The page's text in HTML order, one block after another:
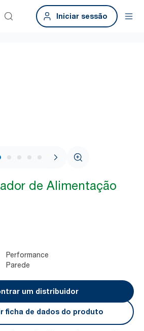
Iniciar sessão
1 / 7
de Alimentação
Performance
Parede
um distribuidor
ficha de dados do produto